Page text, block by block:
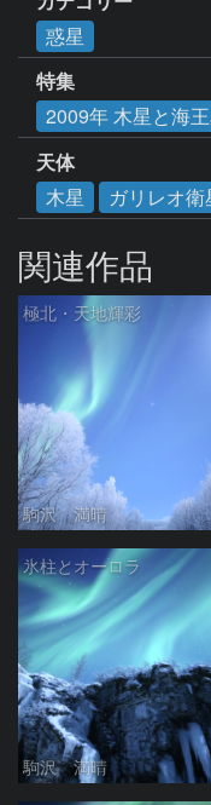
惑星
特集
2009年 木星と海
天体
木星
ガリレオ衛
関連作品
極北・天地輝彩
駒沢 満晴
氷柱とオーロラ
駒沢 満晴